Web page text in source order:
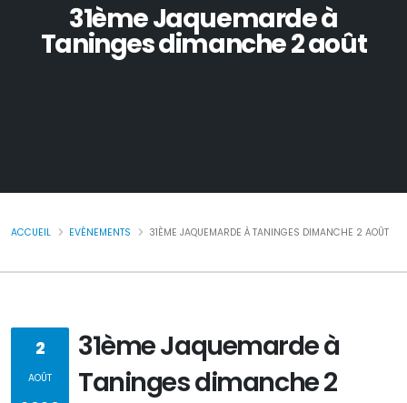
31ème Jaquemarde à
Taninges dimanche 2 août
ACCUEIL EVÈNEMENTS 31ÈME JAQUEMARDE À TANINGES DIMANCHE 2 AOÛT
2
AOÛT
31ème Jaquemarde à
Taninges dimanche 2